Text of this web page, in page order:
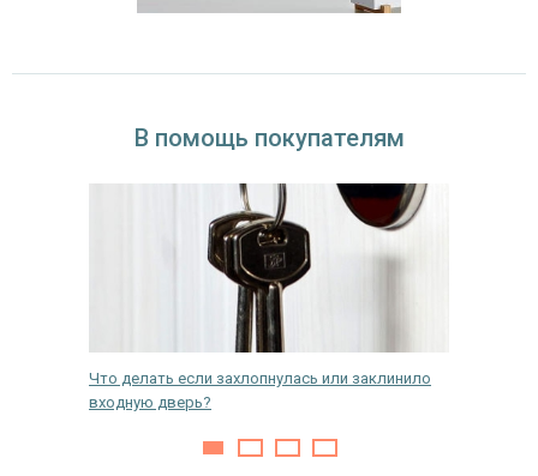
В помощь покупателям
Что делать если захлопнулась или заклинило
входную дверь?